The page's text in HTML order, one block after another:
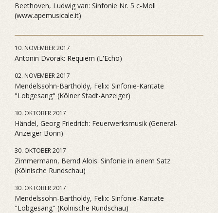
Beethoven, Ludwig van: Sinfonie Nr. 5 c-Moll
(www.apemusicale.it)
10. NOVEMBER 2017
Antonin Dvorak: Requiem (L'Echo)
02. NOVEMBER 2017
Mendelssohn-Bartholdy, Felix: Sinfonie-Kantate
"Lobgesang" (Kölner Stadt-Anzeiger)
30. OKTOBER 2017
Händel, Georg Friedrich: Feuerwerksmusik (General-
Anzeiger Bonn)
30. OKTOBER 2017
Zimmermann, Bernd Alois: Sinfonie in einem Satz
(Kölnische Rundschau)
30. OKTOBER 2017
Mendelssohn-Bartholdy, Felix: Sinfonie-Kantate
"Lobgesang" (Kölnische Rundschau)